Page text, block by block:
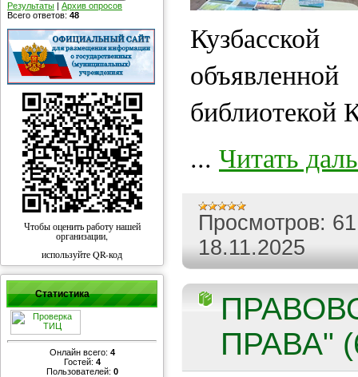
Результаты | Архив опросов
Всего ответов: 48
Чтобы оценить работу нашей
организации,
используйте QR-код
Статистика
Онлайн всего: 4
Гостей: 4
Пользователей: 0
библиотекой
... Читать
Просмотров: 61
18.11.2025
ПРАВА"